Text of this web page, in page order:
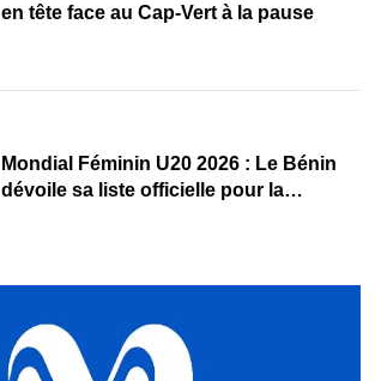
en tête face au Cap-Vert à la pause
Mondial Féminin U20 2026 : Le Bénin
dévoile sa liste officielle pour la